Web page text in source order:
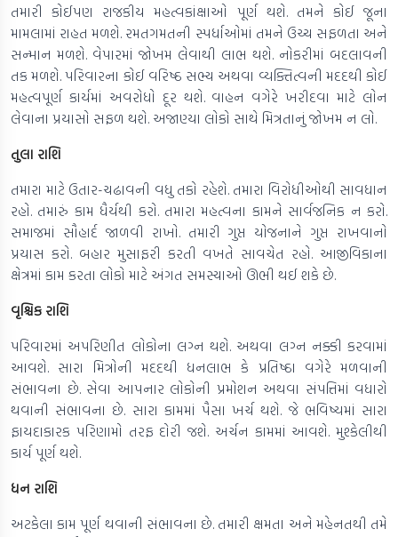
તમારી કોઈપણ રાજકીય મહત્વકાંક્ષાઓ પૂર્ણ થશે. તમને કોઈ જૂના
મામલામાં રાહત મળશે. રમતગમતની સ્પર્ધાઓમાં તમને ઉચ્ચ સફળતા અને
સન્માન મળશે. વેપારમાં જોખમ લેવાથી લાભ થશે. નોકરીમાં બદલાવની
તક મળશે. પરિવારના કોઈ વરિષ્ઠ સભ્ય અથવા વ્યક્તિત્વની મદદથી કોઈ
મહત્વપૂર્ણ કાર્યમાં અવરોધો દૂર થશે. વાહન વગેરે ખરીદવા માટે લોન
લેવાના પ્રયાસો સફળ થશે. અજાણ્યા લોકો સાથે મિત્રતાનું જોખમ ન લો.
તુલા રાશિ
તમારા માટે ઉતાર-ચઢાવની વધુ તકો રહેશે. તમારા વિરોધીઓથી સાવધાન
રહો. તમારું કામ ધૈર્યથી કરો. તમારા મહત્વના કામને સાર્વજનિક ન કરો.
સમાજમાં સૌહાર્દ જાળવી રાખો. તમારી ગુપ્ત યોજનાને ગુપ્ત રાખવાનો
પ્રયાસ કરો. બહાર મુસાફરી કરતી વખતે સાવચેત રહો. આજીવિકાના
ક્ષેત્રમાં કામ કરતા લોકો માટે અંગત સમસ્યાઓ ઊભી થઈ શકે છે.
વૃશ્ચિક રાશિ
પરિવારમાં અપરિણીત લોકોના લગ્ન થશે. અથવા લગ્ન નક્કી કરવામાં
આવશે. સારા મિત્રોની મદદથી ધનલાભ કે પ્રતિષ્ઠા વગેરે મળવાની
સંભાવના છે. સેવા આપનાર લોકોની પ્રમોશન અથવા સંપત્તિમાં વધારો
થવાની સંભાવના છે. સારા કામમાં પૈસા ખર્ચ થશે. જે ભવિષ્યમાં સારા
ફાયદાકારક પરિણામો તરફ દોરી જશે. અર્ચન કામમાં આવશે. મુશ્કેલીથી
કાર્ય પૂર્ણ થશે.
ધન રાશિ
અટકેલા કામ પૂર્ણ થવાની સંભાવના છે. તમારી ક્ષમતા અને મહેનતથી તમે